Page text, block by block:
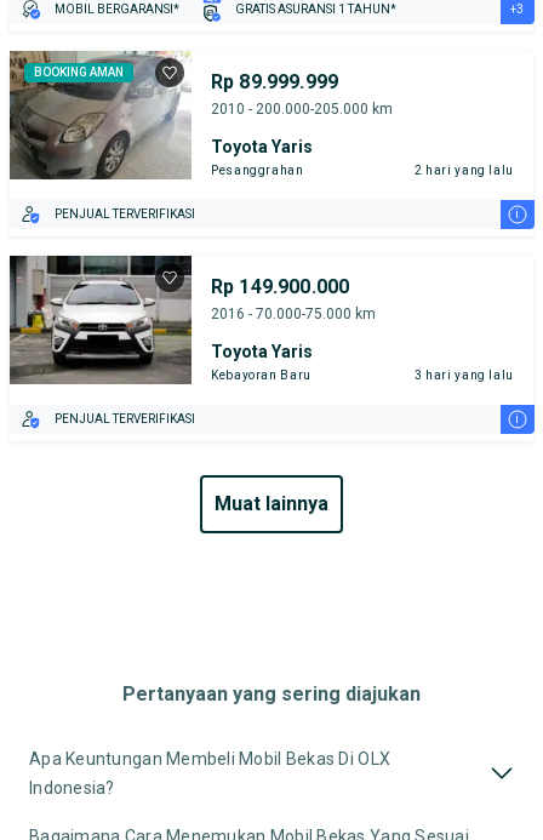
MOBIL BERGARANSI* GRATIS ASURANSI 1 TAHUN*
PENJUAL TERVERIFIKASI
+3
BOOKING AMAN Rp 89.999.999
2010 - 200.000-205.000 km
Toyota Yaris
Pesanggrahan 2 hari yang lalu
PENJUAL TERVERIFIKASI i
Rp 149.900.000
2016 - 70.000-75.000 km
Toyota Yaris
Kebayoran Baru 3 hari yang lalu
PENJUAL TERVERIFIKASI i
muat lainnya
Pertanyaan yang sering diajukan
Apa Keuntungan Membeli Mobil Bekas Di OLX
Indonesia?
Bagaimana Cara Menemukan Mobil Bekas Yang Sesuai